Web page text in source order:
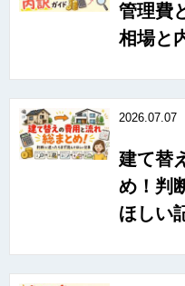
管理費
相場と
2026.07.07
建て替
め！判
ほしい